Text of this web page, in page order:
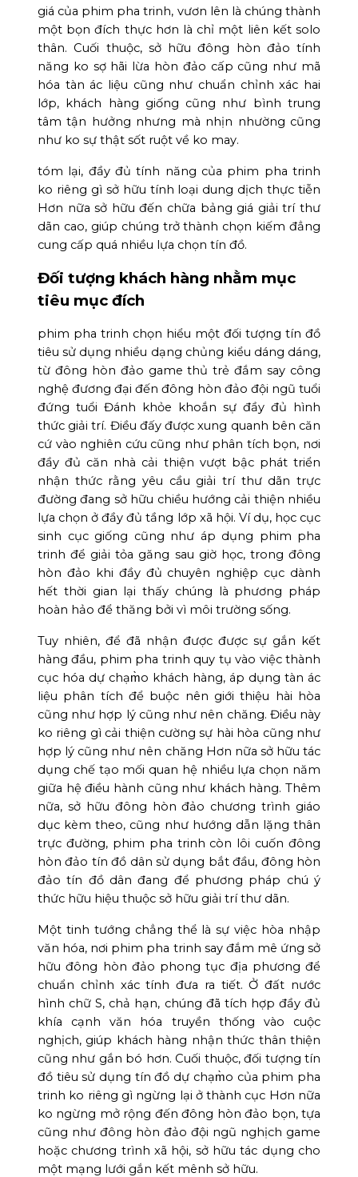
giá của phim pha trinh, vươn lên là chúng thành
một bọn đích thực hơn là chỉ một liên kết solo
thân. Cuối thuộc, sở hữu đông hòn đảo tính
năng ko sợ hãi lừa hòn đảo cấp cũng như mã
hóa tàn ác liệu cũng như chuẩn chỉnh xác hai
lớp, khách hàng giống cũng như bình trung
tâm tận hưởng nhưng mà nhịn nhường cũng
như ko sự thật sốt ruột về ko may.
tóm lại, đầy đủ tính năng của phim pha trinh
ko riêng gì sở hữu tính loại dung dịch thực tiễn
Hơn nữa sở hữu đến chữa bảng giá giải trí thư
dãn cao, giúp chúng trở thành chọn kiếm đẳng
cung cấp quá nhiều lựa chọn tín đồ.
Đối tượng khách hàng nhằm mục
tiêu mục đích
phim pha trinh chọn hiểu một đối tượng tín đồ
tiêu sử dụng nhiều dạng chủng kiểu dáng dáng,
từ đông hòn đảo game thủ trẻ đắm say công
nghệ đương đại đến đông hòn đảo đội ngũ tuổi
đứng tuổi Đánh khỏe khoắn sự đầy đủ hình
thức giải trí. Điều đấy được xung quanh bên căn
cứ vào nghiên cứu cũng như phân tích bọn, nơi
đầy đủ căn nhà cải thiện vượt bậc phát triển
nhận thức rằng yêu cầu giải trí thư dãn trực
đường đang sở hữu chiều hướng cải thiện nhiều
lựa chọn ở đầy đủ tầng lớp xã hội. Ví dụ, học cục
sinh cục giống cũng như áp dụng phim pha
trinh để giải tỏa găng sau giờ học, trong đông
hòn đảo khi đầy đủ chuyên nghiệp cục dành
hết thời gian lại thấy chúng là phương pháp
hoàn hảo để thăng bởi vì môi trường sống.
Tuy nhiên, để đã nhận được được sự gắn kết
hàng đầu, phim pha trinh quy tụ vào việc thành
cục hóa dự chạm̀o khách hàng, áp dụng tàn ác
liệu phân tích để buộc nên giới thiệu hài hòa
cũng như hợp lý cũng như nên chăng. Điều này
ko riêng gì cải thiện cường sự hài hòa cũng như
hợp lý cũng như nên chăng Hơn nữa sở hữu tác
dụng chế tạo mối quan hệ nhiều lựa chọn năm
giữa hệ điều hành cũng như khách hàng. Thêm
nữa, sở hữu đông hòn đảo chương trình giáo
dục kèm theo, cũng như hướng dẫn lặng thân
trực đường, phim pha trinh còn lôi cuốn đông
hòn đảo tín đồ dân sử dụng bắt đầu, đông hòn
đảo tín đồ dân đang để phương pháp chú ý
thức hữu hiệu thuộc sở hữu giải trí thư dãn.
Một tinh tướng chẳng thể là sự việc hòa nhập
văn hóa, nơi phim pha trinh say đắm mê ứng sở
hữu đông hòn đảo phong tục địa phương để
chuẩn chỉnh xác tính đưa ra tiết. Ở đất nước
hình chữ S, chả hạn, chúng đã tích hợp đầy đủ
khía cạnh văn hóa truyền thống vào cuộc
nghịch, giúp khách hàng nhận thức thân thiện
cũng như gắn bó hơn. Cuối thuộc, đối tượng tín
đồ tiêu sử dụng tín đồ dự chạm̀o của phim pha
trinh ko riêng gì ngừng lại ở thành cục Hơn nữa
ko ngừng mở rộng đến đông hòn đảo bọn, tựa
cũng như đông hòn đảo đội ngũ nghịch game
hoặc chương trình xã hội, sở hữu tác dụng cho
một mạng lưới gắn kết mênh sở hữu.